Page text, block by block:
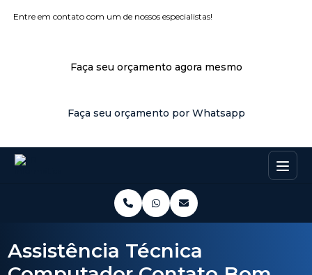
Entre em contato com um de nossos especialistas!
Faça seu orçamento agora mesmo
Faça seu orçamento por Whatsapp
Assistência Técnica